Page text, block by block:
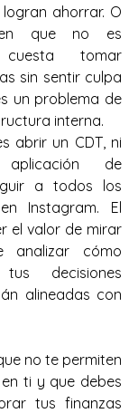
ahorrar. O
que no es
tomar
sin sentir culpa
un problema de
interna.
abrir un CDT, ni
de
a todos los
Instagram. El
el valor de mirar
analizar cómo
decisiones
alineadas con
no te permiten
ti y que debes
tus finanzas